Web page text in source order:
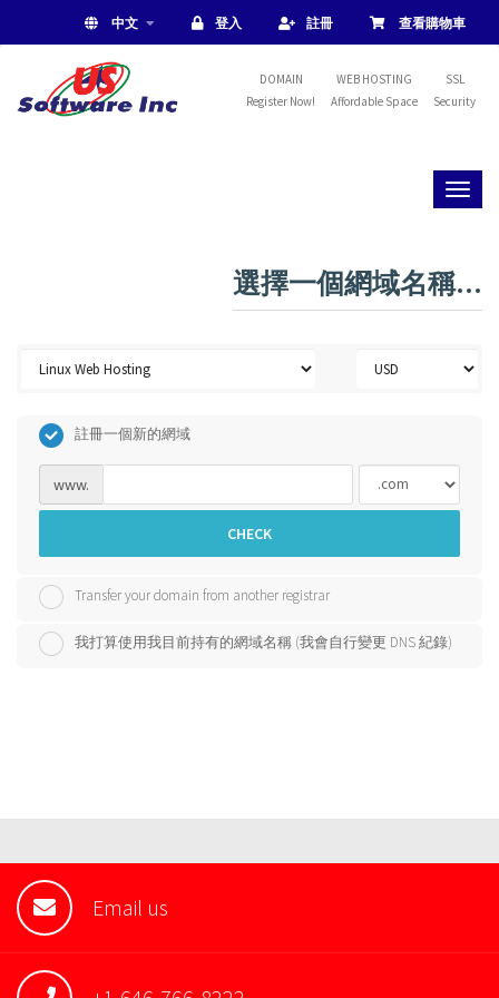
中文 登入 註冊 查看購物車
DOMAIN
Register Now!
WEB HOSTING
Affordable Space
SSL
Security
選擇一個網域名稱...
註冊一個新的網域
www.
CHECK
Transfer your domain from another registrar
我打算使用我目前持有的網域名稱 (我會自行變更 DNS 紀錄)
Email us